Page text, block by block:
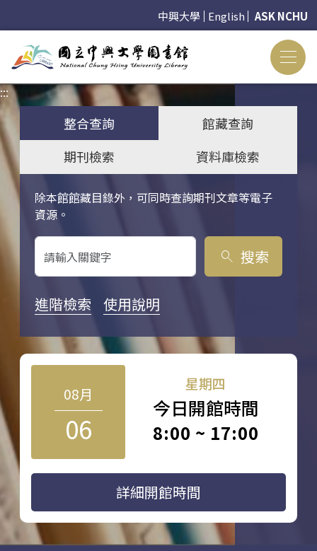
中興大學 English ASK NCHU
:::
整合查詢
館藏查詢
期刊檢索
資料庫檢索
除本館館藏目錄外，可同時查詢期刊文章等電子
資源。
關鍵字搜尋
search 搜索
進階檢索 使用說明
08月
06
星期四
今日開館時間
8:00 ~ 17:00
詳細開館時間